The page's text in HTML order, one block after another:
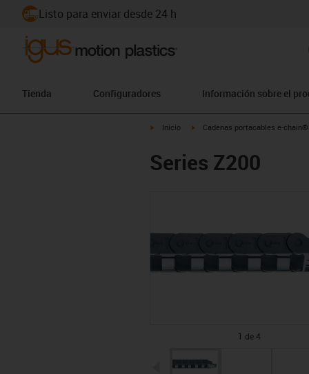
Listo para enviar desde 24 h
Tienda Configuradores Información sobre el
igus-icon-arrow-right
Inicio igus-icon-arrow-right
Cadenas portacables e-chain®
Series Z200
1 de 4
igus-icon-arrow-left